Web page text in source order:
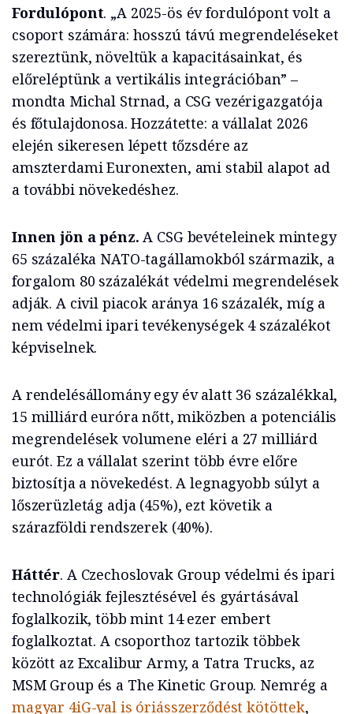
Fordulópont. „A 2025-ös év fordulópont volt a
csoport számára: hosszú távú megrendeléseket
szereztünk, növeltük a kapacitásainkat, és
előreléptünk a vertikális integrációban” –
mondta Michal Strnad, a CSG vezérigazgatója
és főtulajdonosa. Hozzátette: a vállalat 2026
elején sikeresen lépett tőzsdére az
amszterdami Euronexten, ami stabil alapot ad
a további növekedéshez.
Innen jön a pénz.A CSG bevételeinek mintegy
65 százaléka NATO-tagállamokból származik, a
forgalom 80 százalékát védelmi megrendelések
adják. A civil piacok aránya 16 százalék, míg a
nem védelmi ipari tevékenységek 4 százalékot
képviselnek.
A rendelésállomány egy év alatt 36 százalékkal,
15 milliárd euróra nőtt, miközben a potenciális
megrendelések volumene eléri a 27 milliárd
eurót. Ez a vállalat szerint több évre előre
biztosítja a növekedést. A legnagyobb súlyt a
lőszerüzletág adja (45%), ezt követik a
szárazföldi rendszerek (40%).
Háttér. A Czechoslovak Group védelmi és ipari
technológiák fejlesztésével és gyártásával
foglalkozik, több mint 14 ezer embert
foglalkoztat. A csoporthoz tartozik többek
között az Excalibur Army, a Tatra Trucks, az
MSM Group és a The Kinetic Group. Nemrég a
magyar 4iG-val is óriásszerződést kötöttek,